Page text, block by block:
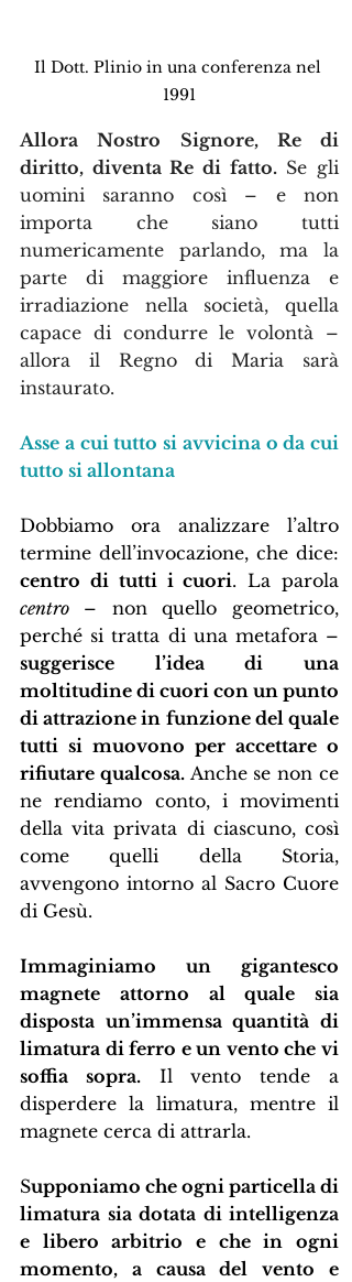
Il Dott. Plinio in una conferenza nel
1991
Allora Nostro Signore, Re di
diritto, diventa Re di fatto. Se gli
uomini saranno così – e non
importa che siano tutti
numericamente parlando, ma la
parte di maggiore influenza e
irradiazione nella società, quella
capace di condurre le volontà –
allora il Regno di Maria sarà
instaurato.
Asse a cui tutto si avvicina o da cui
tutto si allontana
Dobbiamo ora analizzare l’altro
centro di tutti i cuori
centro – non quello geometrico,
suggerisce l’idea di una
moltitudine di cuori con un punto
di attrazione in funzione del quale
tutti si muovono per accettare o
rifiutare qualcosa. Anche se non ce
ne rendiamo conto, i movimenti
della vita privata di ciascuno, così
come quelli della Storia,
avvengono intorno al Sacro Cuore
di Gesù.
Immaginiamo un gigantesco
magnete attorno al quale sia
disposta un’immensa quantità di
limatura di ferro e un vento che vi
soffia sopra. Il vento tende a
disperdere la limatura, mentre il
magnete cerca di attrarla.
Supponiamo che ogni particella di
limatura sia dotata di intelligenza
e libero arbitrio e che in ogni
momento, a causa del vento e